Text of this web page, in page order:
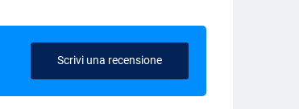
Scrivi una recensione